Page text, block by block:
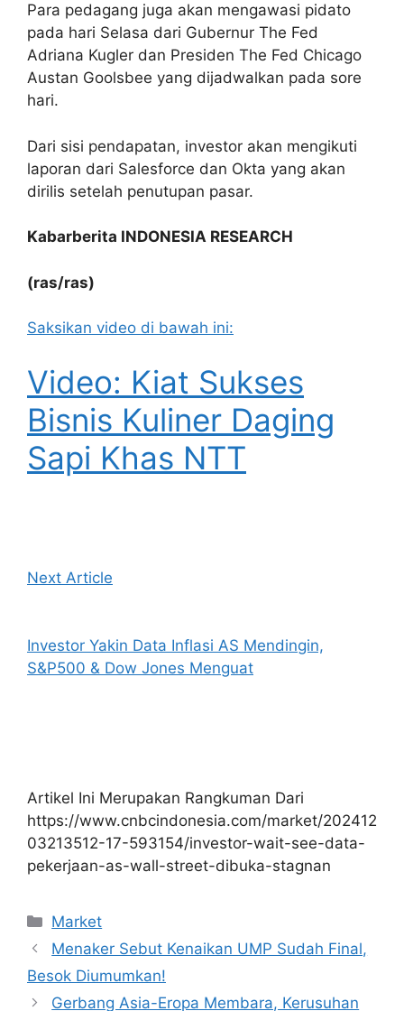
Para pedagang juga akan mengawasi pidato
pada hari Selasa dari Gubernur The Fed
Adriana Kugler dan Presiden The Fed Chicago
Austan Goolsbee yang dijadwalkan pada sore
hari.
Dari sisi pendapatan, investor akan mengikuti
laporan dari Salesforce dan Okta yang akan
dirilis setelah penutupan pasar.
Kabarberita INDONESIA RESEARCH
(ras/ras)
Saksikan video di bawah ini:
Video: Kiat Sukses
Bisnis Kuliner Daging
Sapi Khas NTT
Next Article
Investor Yakin Data Inflasi AS Mendingin,
S&P500 & Dow Jones Menguat
Artikel Ini Merupakan Rangkuman Dari
https://www.cnbcindonesia.com/market/202412
03213512-17-593154/investor-wait-see-data-
pekerjaan-as-wall-street-dibuka-stagnan
Kategori
Market
Menaker Sebut Kenaikan UMP Sudah Final,
Besok Diumumkan!
Gerbang Asia-Eropa Membara, Kerusuhan